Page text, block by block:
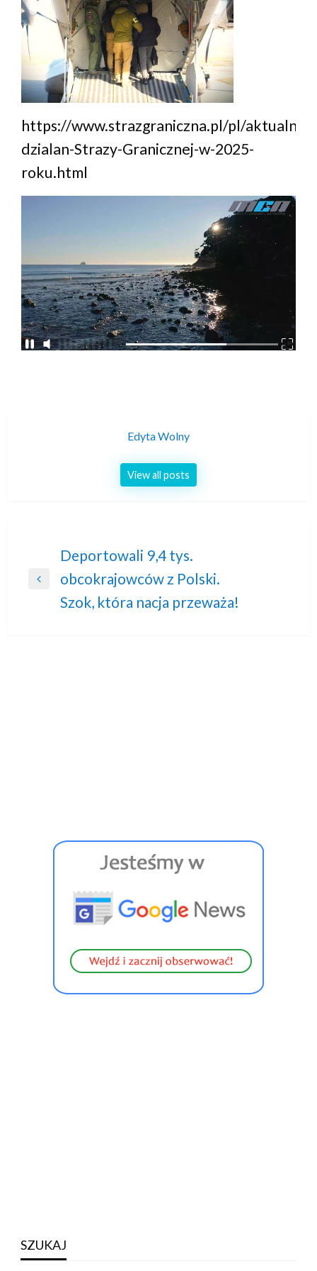
https://www.strazgraniczna.pl/pl/
dzialan-Strazy-Granicznej-w-2025-
roku.html
Edyta Wolny
View all posts
Nawigacja
wpisu
Previous
Deportowali 9,4 tys.
obcokrajowców z Polski.
Szok, która nacja przeważa!
SZUKAJ